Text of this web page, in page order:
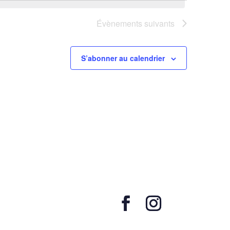
Évènements suivants
S’abonner au calendrier